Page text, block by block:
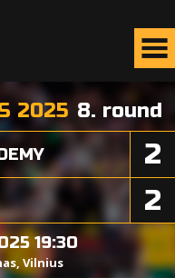
2025 8. round
2
2
19:30
Vilnius